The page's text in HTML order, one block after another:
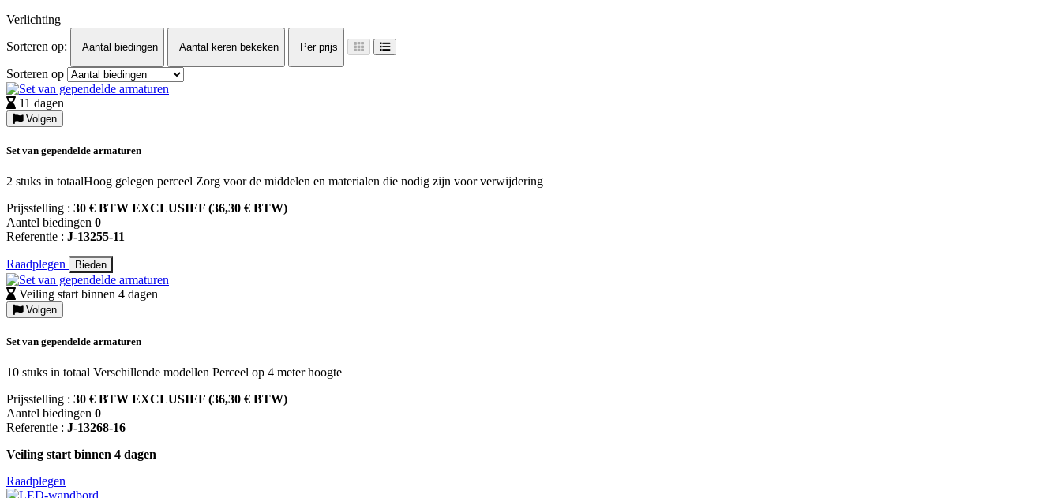
Verlichting
Sorteren op:
Aantal biedingen Aantal keren bekeken Per prijs
Sorteren op
11 dagen
Volgen
Set van gependelde armaturen
2 stuks in totaalHoog gelegen perceel Zorg voor de middelen en materialen die nodig zijn voor verwijdering
Prijsstelling : 30 € BTW EXCLUSIEF (36,30 € BTW)
Aantel biedingen 0
Referentie : J-13255-11
Raadplegen Bieden
Veiling start binnen 4 dagen
Volgen
Set van gependelde armaturen
10 stuks in totaal Verschillende modellen Perceel op 4 meter hoogte
Prijsstelling : 30 € BTW EXCLUSIEF (36,30 € BTW)
Aantel biedingen 0
Referentie : J-13268-16
Veiling start binnen 4 dagen
Raadplegen